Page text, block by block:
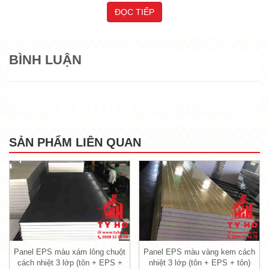
Panel EPS vân gỗ
TỶ HỔ - ĐỊA CHỈ UY TÍN CUNG
VÀ TRÊN TOÀN QUỐC
ĐỌC TIẾP
BÌNH LUẬN
SẢN PHẨM LIÊN QUAN
Panel EPS màu xám lông chuột
cách nhiệt 3 lớp (tôn + EPS +
Panel EPS màu vàng kem cách
nhiệt 3 lớp (tôn + EPS + tôn)